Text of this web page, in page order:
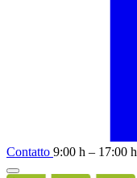
Contatto 9:00 h – 17:00 h